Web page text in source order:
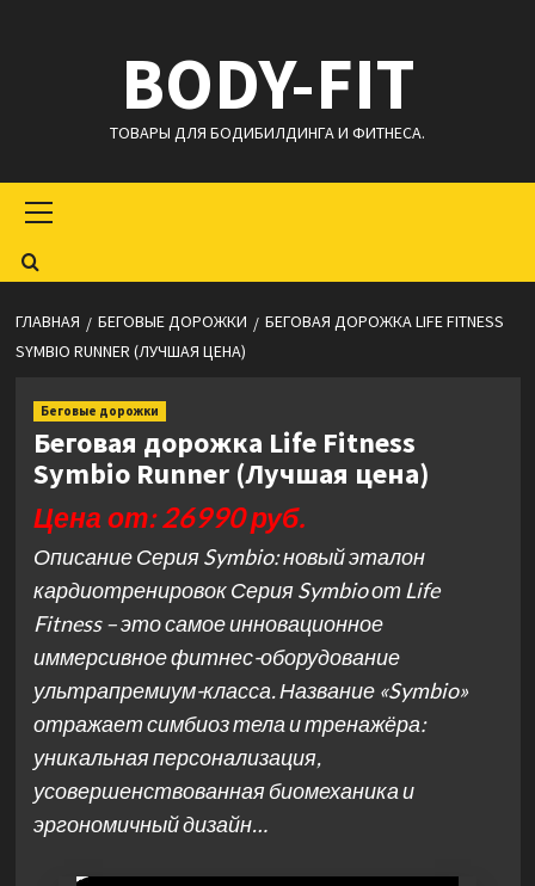
BODY-FIT
ТОВАРЫ ДЛЯ БОДИБИЛДИНГА И ФИТНЕСА.
меню
ГЛАВНАЯ БЕГОВЫЕ ДОРОЖКИ
БЕГОВАЯ ДОРОЖКА LIFE FITNESS
SYMBIO RUNNER (ЛУЧШАЯ ЦЕНА)
Беговые дорожки
Беговая дорожка Life Fitness
Symbio Runner (Лучшая цена)
Цена от: 26990 руб.
Описание Серия Symbio: новый эталон
кардиотренировок Серия Symbio от Life
Fitness – это самое инновационное
иммерсивное фитнес-оборудование
ультрапремиум-класса. Название «Symbio»
отражает симбиоз тела и тренажёра:
уникальная персонализация,
усовершенствованная биомеханика и
эргономичный дизайн…